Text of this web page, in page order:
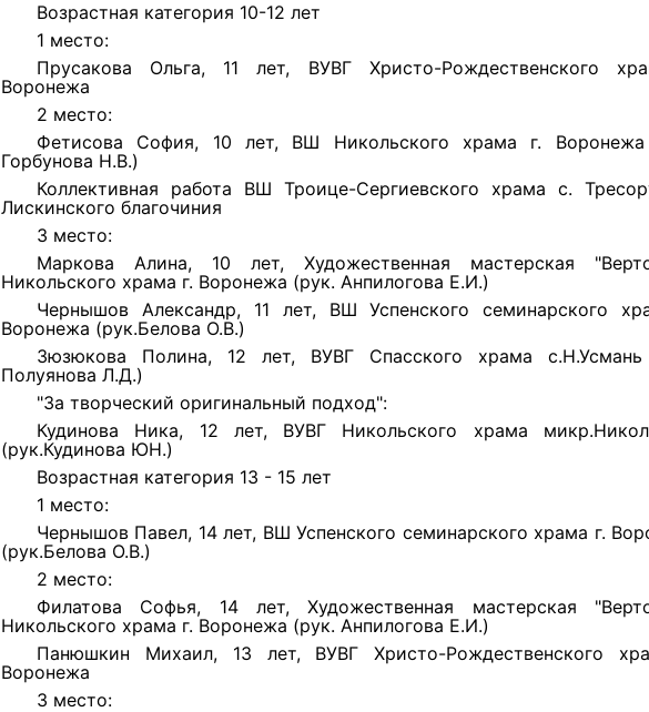
Возрастная категория 10-12 лет
1 место:
Прусакова Ольга, 11 лет, ВУВГ Христо-Рождественского
Воронежа
2 место:
Фетисова София, 10 лет, ВШ Никольского храма г. Воронежа
Горбунова Н.В.)
Коллективная работа ВШ Троице-Сергиевского храма с.
Лискинского благочиния
3 место:
Маркова Алина, 10 лет, Художественная мастерская
Никольского храма г. Воронежа (рук. Анпилогова Е.И.)
Чернышов Александр, 11 лет, ВШ Успенского семинарского
Воронежа (рук.Белова О.В.)
Зюзюкова Полина, 12 лет, ВУВГ Спасского храма с.Н.Усмань
Полуянова Л.Д.)
"За творческий оригинальный подход":
Кудинова Ника, 12 лет, ВУВГ Никольского храма
(рук.Кудинова ЮН.)
Возрастная категория 13 - 15 лет
1 место:
Чернышов Павел, 14 лет, ВШ Успенского семинарского храма г.
(рук.Белова О.В.)
2 место:
Филатова Софья, 14 лет, Художественная мастерская
Никольского храма г. Воронежа (рук. Анпилогова Е.И.)
Панюшкин Михаил, 13 лет, ВУВГ Христо-Рождественского
Воронежа
3 место: